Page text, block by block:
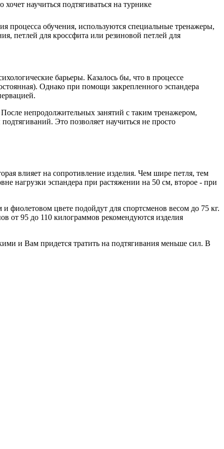
процесса обучения, используются специальные тренажеры,
петлей для кроссфита или резиновой петлей для
барьеры. Казалось бы, что в процессе
Однако при помощи закрепленного эспандера
непродолжительных занятий с таким тренажером,
Это позволяет научиться не просто
влияет на сопротивление изделия. Чем шире петля, тем
нагрузки эспандера при растяжении на 50 см, второе - при
цвете подойдут для спортсменов весом до 75 кг.
от 95 до 110 килограммов рекомендуются изделия
и Вам придется тратить на подтягивания меньше сил. В